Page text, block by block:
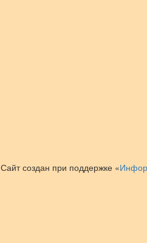
Сайт создан при поддержке «